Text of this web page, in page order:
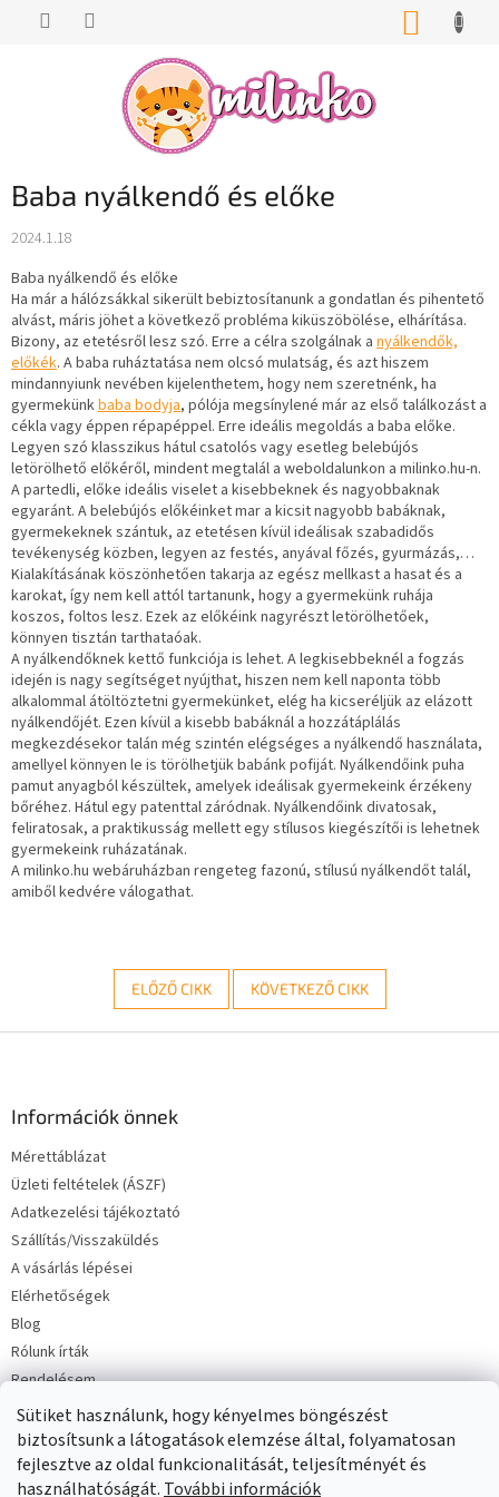
Sütiket használunk, hogy kényelmes böngészést
biztosítsunk a látogatások elemzése által, folyamatosan
fejlesztve az oldal funkcionalitását, teljesítményét és
használhatóságát. További információk
KOSÁR
Baba nyálkendő és előke
2024.1.18
Baba nyálkendő és előke
Ha már a hálózsákkal sikerült bebiztosítanunk a gondatlan és pihentető
alvást, máris jöhet a következő probléma kiküszöbölése, elhárítása.
Bizony, az etetésről lesz szó. Erre a célra szolgálnak a nyálkendők,
előkék. A baba ruháztatása nem olcsó mulatság, és azt hiszem
mindannyiunk nevében kijelenthetem, hogy nem szeretnénk, ha
gyermekünkbaba bodyja, pólója megsínylené már az első találkozást a
cékla vagy éppen répapéppel. Erre ideális megoldás a baba előke.
Legyen szó klasszikus hátul csatolós vagy esetleg belebújós
letörölhető előkéről, mindent megtalál a weboldalunkon a milinko.hu-n.
A partedli, előke ideális viselet a kisebbeknek és nagyobbaknak
egyaránt. A belebújós előkéinket mar a kicsit nagyobb babáknak,
gyermekeknek szántuk, az etetésen kívül ideálisak szabadidős
tevékenység közben, legyen az festés, anyával főzés, gyurmázás,…
Kialakításának köszönhetően takarja az egész mellkast a hasat és a
karokat, így nem kell attól tartanunk, hogy a gyermekünk ruhája
koszos, foltos lesz. Ezek az előkéink nagyrészt letörölhetőek,
könnyen tisztán tarthataóak.
A nyálkendőknek kettő funkciója is lehet. A legkisebbeknél a fogzás
idején is nagy segítséget nyújthat, hiszen nem kell naponta több
alkalommal átöltöztetni gyermekünket, elég ha kicseréljük az elázott
nyálkendőjét. Ezen kívül a kisebb babáknál a hozzátáplálás
megkezdésekor talán még szintén elégséges a nyálkendő használata,
amellyel könnyen le is törölhetjük babánk pofiját. Nyálkendőink puha
pamut anyagból készültek, amelyek ideálisak gyermekeink érzékeny
bőréhez. Hátul egy patenttal záródnak. Nyálkendőink divatosak,
feliratosak, a praktikusság mellett egy stílusos kiegészítői is lehetnek
gyermekeink ruházatának.
A milinko.hu webáruházban rengeteg fazonú, stílusú nyálkendőt talál,
amiből kedvére válogathat.
ELŐZŐ CIKK KÖVETKEZŐ CIKK
Információk önnek
Mérettáblázat
Üzleti feltételek (ÁSZF)
Adatkezelési tájékoztató
Szállítás/Visszaküldés
A vásárlás lépései
Elérhetőségek
Blog
Rólunk írták
Rendelésem